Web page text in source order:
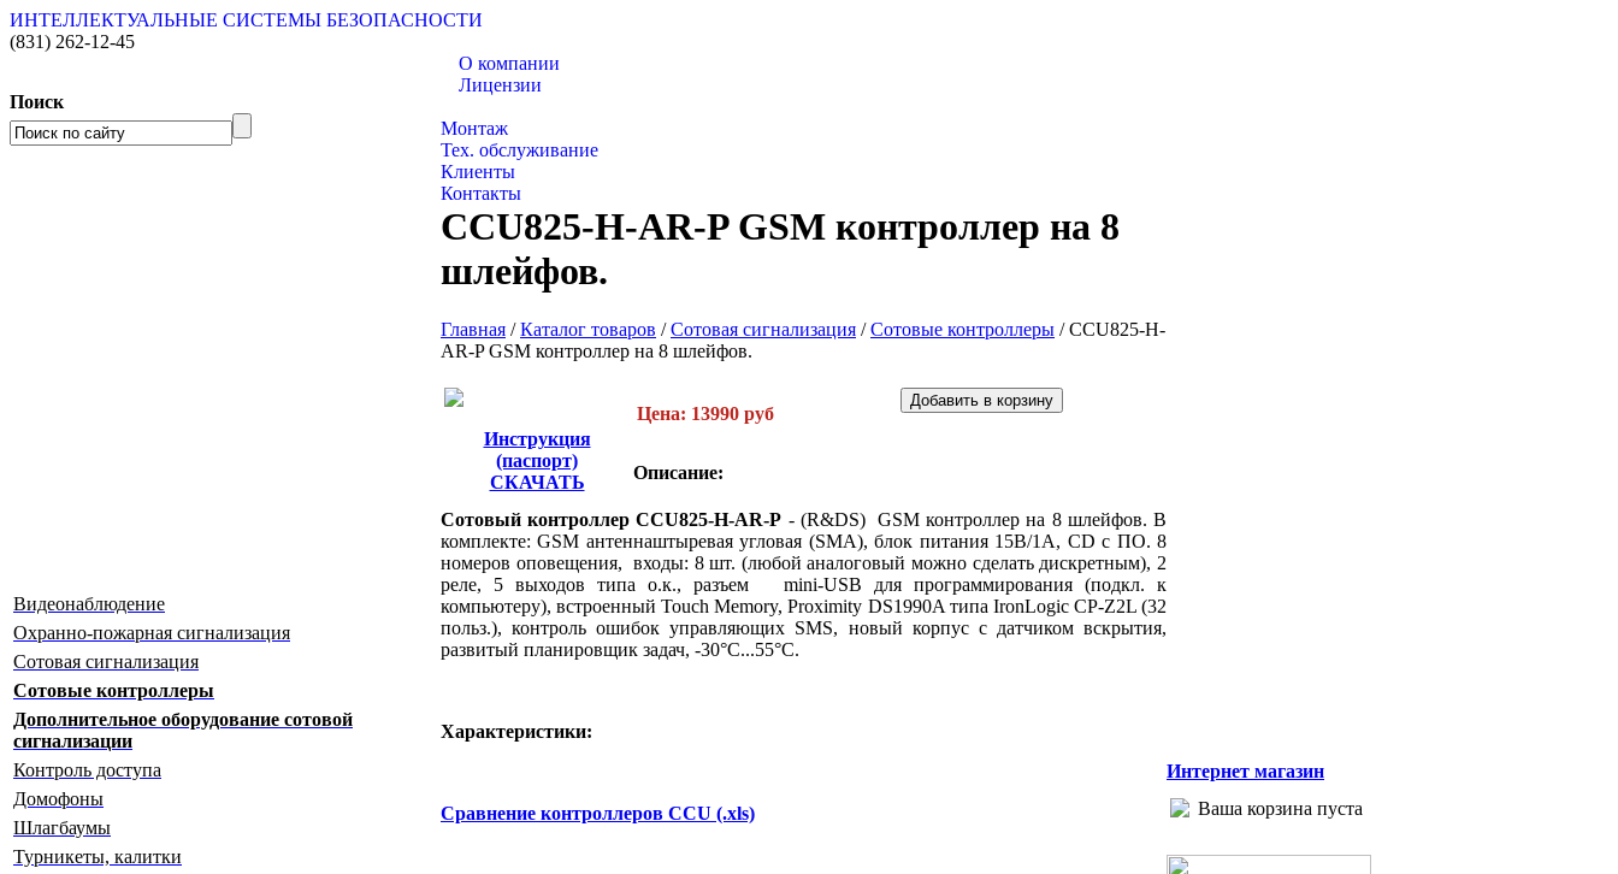
ИНТЕЛЛЕКТУАЛЬНЫЕ СИСТЕМЫ БЕЗОПАСНОСТИ
(831) 262-12-45
Поиск
О компании
Лицензии
Монтаж
Тех. обслуживание
Клиенты
Контакты
Видеонаблюдение
Охранно-пожарная сигнализация
Сотовая сигнализация
Сотовые контроллеры
Дополнительное оборудование сотовой
сигнализации
Контроль доступа
Домофоны
Шлагбаумы
Турникеты, калитки
CCU825-H-AR-P GSM контроллер на 8
шлейфов.
Главная /Каталог товаров /Сотовая сигнализация /Сотовые контроллеры /CCU825-H-
AR-P GSM контроллер на 8 шлейфов.
Инструкция
(паспорт)
СКАЧАТЬ
Цена: 13990 руб
Описание:
Сотовый контроллер CCU825-H-AR-P - (R&DS) GSM контроллер на 8 шлейфов. В
комплекте: GSM антеннаштыревая угловая (SMA), блок питания 15В/1А, CD с ПО. 8
номеров оповещения, входы: 8 шт. (любой аналоговый можно сделать дискретным), 2
реле, 5 выходов типа о.к., разъем mini-USB для программирования (подкл. к
компьютеру), встроенный Touch Memory, Proximity DS1990A типа IronLogic CP-Z2L (32
польз.), контроль ошибок управляющих SMS, новый корпус с датчиком вскрытия,
развитый планировщик задач, -30°С...55°С.
Характеристики:
Сравнение контроллеров CCU (.xls)
Интернет магазин
Ваша корзина пуста